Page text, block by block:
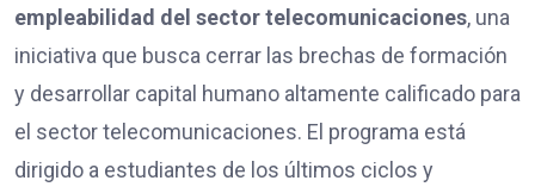
empleabilidad del sector telecomunicaciones, una
iniciativa que busca cerrar las brechas de formación
y desarrollar capital humano altamente calificado para
el sector telecomunicaciones. El programa está
dirigido a estudiantes de los últimos ciclos y